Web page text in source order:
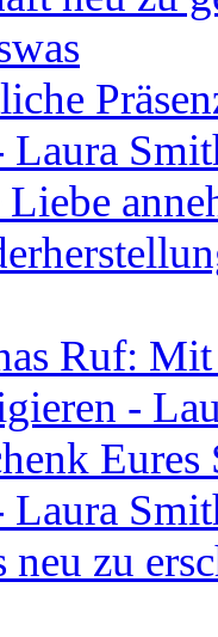
Laura
Ruf:
-
Laura
neu zu